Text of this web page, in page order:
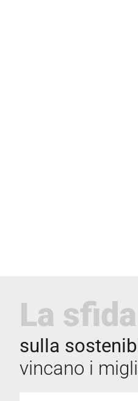
La sfida
sulla
vincano i